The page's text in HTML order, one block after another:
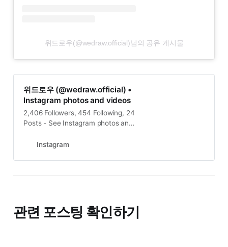
위드로우(@wedraw.official)님의 공유 게시물
위드로우 (@wedraw.official) •
Instagram photos and videos
2,406 Followers, 454 Following, 24
Posts - See Instagram photos and
(@wedraw.official)
Instagram
관련 포스팅 확인하기